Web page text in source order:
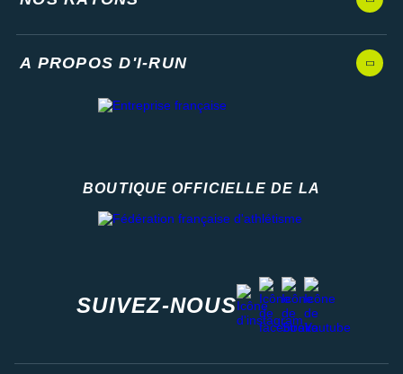
A PROPOS D'I-RUN
BOUTIQUE OFFICIELLE DE LA
SUIVEZ-NOUS
instagram
facebook
stravayoutube
+ Voir toutes les marques